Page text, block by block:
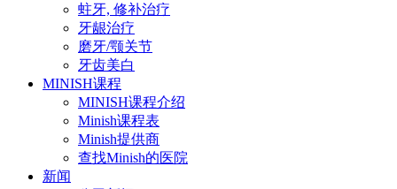
蛀牙, 修补治疗
牙龈治疗
磨牙/颚关节
牙齿美白
MINISH课程
MINISH课程介绍
Minish课程表
Minish提供商
查找Minish的医院
新闻